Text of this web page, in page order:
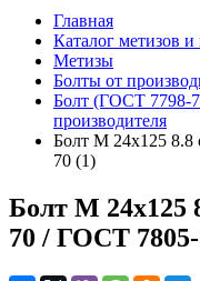
Главная
Каталог метизов
Метизы
Болты от
Болт (ГОСТ 7798-
производителя
Болт M 24x125
70 (1)
Болт M
70 / ГОСТ